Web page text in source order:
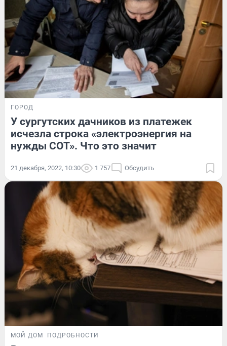
ГОРОД
У сургутских дачников из платежек
исчезла строка «электроэнергия на
нужды СОТ». Что это значит
21 декабря, 2022, 10:30 1 757 Обсудить
МОЙ ДОМ ПОДРОБНОСТИ